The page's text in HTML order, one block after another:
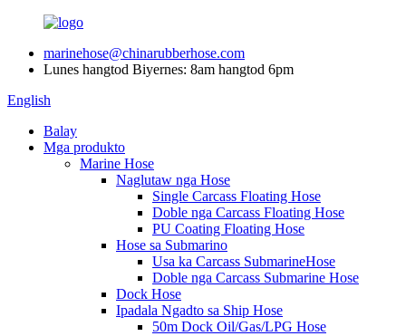
marinehose@chinarubberhose.com
Lunes hangtod Biyernes: 8am hangtod 6pm
English
Balay
Mga produkto
Marine Hose
Naglutaw nga Hose
Single Carcass Floating Hose
Doble nga Carcass Floating Hose
PU Coating Floating Hose
Hose sa Submarino
Usa ka Carcass SubmarineHose
Doble nga Carcass Submarine Hose
Dock Hose
Ipadala Ngadto sa Ship Hose
50m Dock Oil/Gas/LPG Hose